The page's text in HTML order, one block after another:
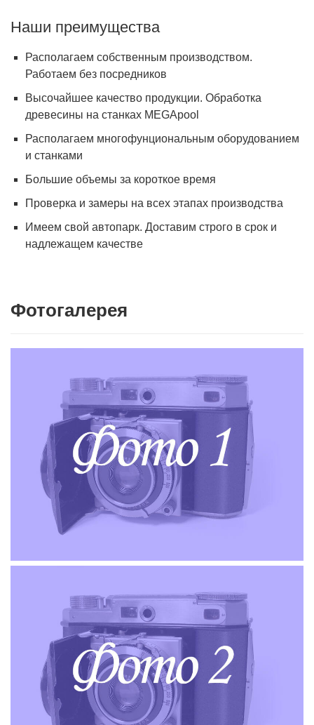
Наши преимущества
Располагаем собственным производством.
Работаем без посредников
Высочайшее качество продукции. Обработка
древесины на станках MEGApool
Располагаем многофунциональным оборудованием
и станками
Большие объемы за короткое время
Проверка и замеры на всех этапах производства
Имеем свой автопарк. Доставим строго в срок и
надлежащем качестве
Фотогалерея